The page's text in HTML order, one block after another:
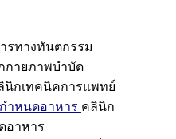
รทางทันตกรรม
กายภาพบำบัด
นิกเทคนิคการแพทย์
ำหนดอาหาร คลินิก
อาหาร